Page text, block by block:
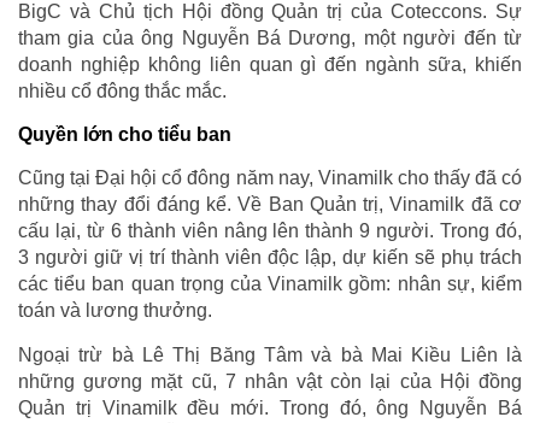
BigC và Chủ tịch Hội đồng Quản trị của Coteccons. Sự
tham gia của ông Nguyễn Bá Dương, một người đến từ
doanh nghiệp không liên quan gì đến ngành sữa, khiến
nhiều cổ đông thắc mắc.
Quyền lớn cho tiểu ban
Cũng tại Đại hội cổ đông năm nay, Vinamilk cho thấy đã có
những thay đổi đáng kể. Về Ban Quản trị, Vinamilk đã cơ
cấu lại, từ 6 thành viên nâng lên thành 9 người. Trong đó,
3 người giữ vị trí thành viên độc lập, dự kiến sẽ phụ trách
các tiểu ban quan trọng của Vinamilk gồm: nhân sự, kiểm
toán và lương thưởng.
Ngoại trừ bà Lê Thị Băng Tâm và bà Mai Kiều Liên là
những gương mặt cũ, 7 nhân vật còn lại của Hội đồng
Quản trị Vinamilk đều mới. Trong đó, ông Nguyễn Bá